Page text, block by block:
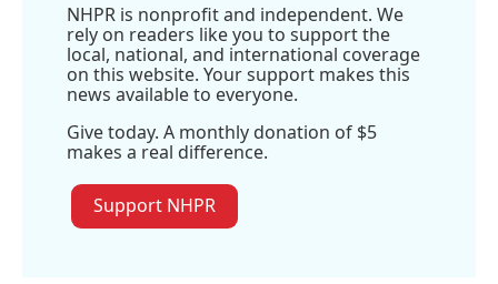
NHPR is nonprofit and independent. We
rely on readers like you to support the
local, national, and international coverage
on this website. Your support makes this
news available to everyone.
Give today. A monthly donation of $5
makes a real difference.
Support NHPR